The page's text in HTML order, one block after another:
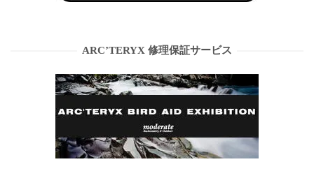
ARC’TERYX 修理保証サービス